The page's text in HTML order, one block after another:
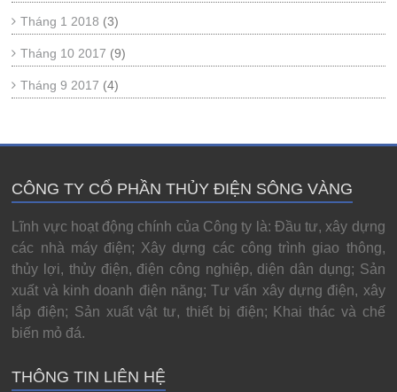
Tháng 1 2018 (3)
Tháng 10 2017 (9)
Tháng 9 2017 (4)
CÔNG TY CỔ PHẦN THỦY ĐIỆN SÔNG VÀNG
Lĩnh vực hoạt động chính của Công ty là: Đầu tư, xây dựng
các nhà máy điện; Xây dựng các công trình giao thông,
thủy lợi, thủy điện, điện công nghiệp, diện dân dụng; Sản
xuất và kinh doanh điện năng; Tư vấn xây dựng điện, xây
lắp điện; Sản xuất vật tư, thiết bị điện; Khai thác và chế
biến mỏ đá.
THÔNG TIN LIÊN HỆ